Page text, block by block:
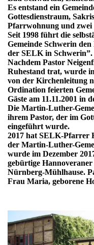
Es entstand ein
Gottesdienstraum,
Pfarrwohnung und
Seit 1998 führt die
Gemeinde Schwerin
der SELK in Schwerin”.
Nachdem Pastor
Ruhestand trat, wurde
von der Kirchenleitung
Ordination feierten
Gäste am 11.11.2001 in
Die Martin-Luther-
ihrem Pastor, der im
eingeführt wurde.
2017 hat SELK-Pfarrer
der Martin-Luther-
wurde im Dezember
gebürtige
Nürnberg-Mühlhause.
Frau Maria, geborene